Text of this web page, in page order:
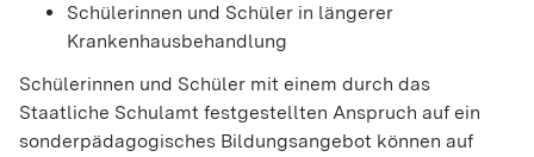
Schülerinnen und Schüler in längerer
Krankenhausbehandlung
Schülerinnen und Schüler mit einem durch das
Staatliche Schulamt festgestellten Anspruch auf ein
sonderpädagogisches Bildungsangebot können auf